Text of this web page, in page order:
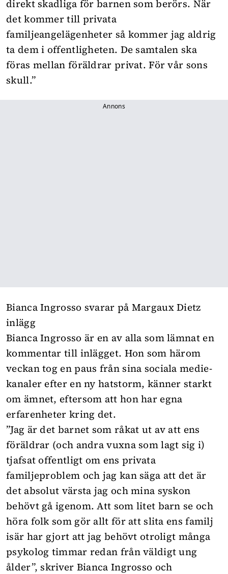
direkt skadliga för barnen som berörs. När
det kommer till privata
familjeangelägenheter så kommer jag aldrig
ta dem i offentligheten. De samtalen ska
föras mellan föräldrar privat. För vår sons
skull.”
Annons
Bianca Ingrosso svarar på Margaux Dietz
inlägg
Bianca Ingrosso är en av alla som lämnat en
kommentar till inlägget. Hon som härom
veckan tog en paus från sina sociala medie-
kanaler efter en ny hatstorm, känner starkt
om ämnet, eftersom att hon har egna
erfarenheter kring det.
”Jag är det barnet som råkat ut av att ens
föräldrar (och andra vuxna som lagt sig i)
tjafsat offentligt om ens privata
familjeproblem och jag kan säga att det är
det absolut värsta jag och mina syskon
behövt gå igenom. Att som litet barn se och
höra folk som gör allt för att slita ens familj
isär har gjort att jag behövt otroligt många
psykolog timmar redan från väldigt ung
ålder”, skriver Bianca Ingrosso och